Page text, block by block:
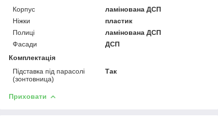
Корпус
ламінована ДСП
Ніжки
пластик
Полиці
ламінована ДСП
Фасади
ДСП
Комплектація
Підставка під парасолі
(зонтовница)
Так
Приховати